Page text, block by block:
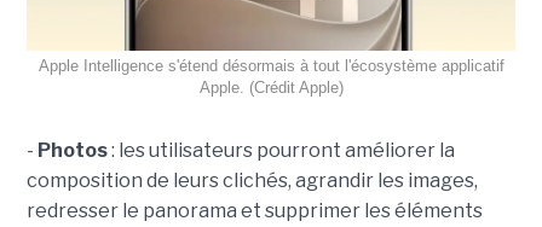
Apple Intelligence s'étend désormais à tout l'écosystème applicatif
Apple. (Crédit Apple)
- Photos: les utilisateurs pourront améliorer la
composition de leurs clichés, agrandir les images,
redresser le panorama et supprimer les éléments